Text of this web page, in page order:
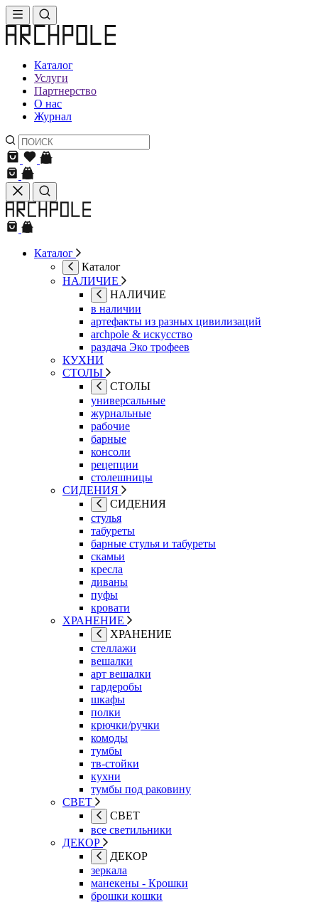
Каталог
Услуги
Партнерство
О нас
Журнал
Каталог
Каталог
НАЛИЧИЕ
НАЛИЧИЕ
в наличии
артефакты из разных цивилизаций
archpole & искусство
раздача Эко трофеев
КУХНИ
СТОЛЫ
СТОЛЫ
универсальные
журнальные
рабочие
барные
консоли
рецепции
столешницы
СИДЕНИЯ
СИДЕНИЯ
стулья
табуреты
барные стулья и табуреты
скамьи
кресла
диваны
пуфы
кровати
ХРАНЕНИЕ
ХРАНЕНИЕ
стеллажи
вешалки
арт вешалки
гардеробы
шкафы
полки
крючки/ручки
комоды
тумбы
тв-стойки
кухни
тумбы под раковину
СВЕТ
СВЕТ
все светильники
ДЕКОР
ДЕКОР
зеркала
манекены - Крошки
брошки кошки